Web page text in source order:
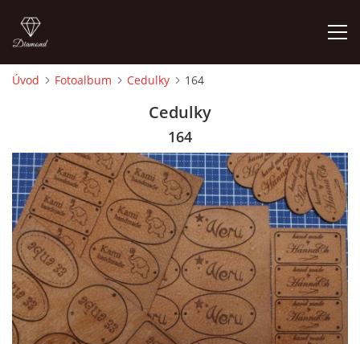
CEDULKY
MOJE POSLEDNÍ PRÁCE
Úvod Fotoalbum Cedulky 164
Cedulky
164